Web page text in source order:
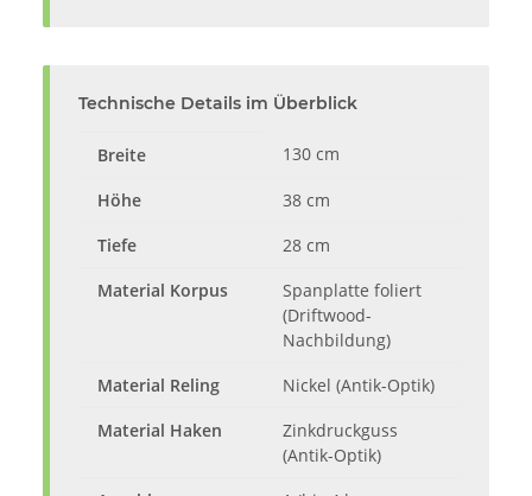
Technische Details im Überblick
Breite 130 cm
Höhe
38 cm
Tiefe
28 cm
Material Korpus
Spanplatte foliert
(Driftwood-
Nachbildung)
Material Reling
Nickel (Antik-Optik)
Material Haken
Zinkdruckguss
(Antik-Optik)